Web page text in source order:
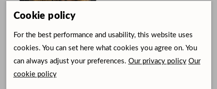
lasma.muldina@dimedium.lv
Cookie policy
For the best performance and usability, this website uses
cookies. You can set here what cookies you agree on. You
can always adjust your preferences. Our privacy policy Our
cookie policy